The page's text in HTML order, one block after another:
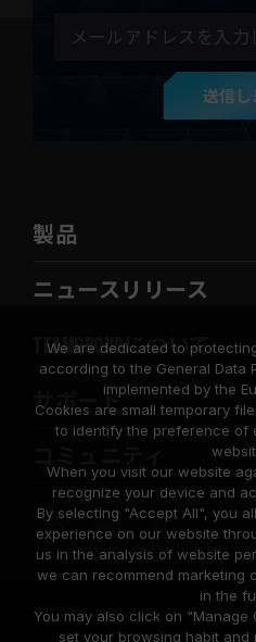
送信し
製品
ニュースリリース
TEAMGROUPについて
サポート
© 2026 Team Group Inc. All
We are dedicated to
according to the General Data
implemented by the
Cookies are small temporary
to identify the preference of
When you visit our website
recognize your device and
By selecting "Accept All", you
experience on our website
us in the analysis of website
we can recommend marketing
in the
You may also click on
set your browsing habit